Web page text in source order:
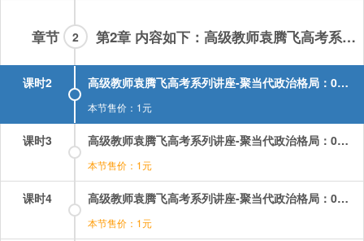
章节 第2章 内容如下：高级教师袁腾飞高考系列讲座聚当代政治格局视频课程全集-02-08集
2
课时2 高级教师袁腾飞高考系列讲座-聚当代政治格局：02.mp4
本节售价：1元
课时3 高级教师袁腾飞高考系列讲座-聚当代政治格局：03.mp4
本节售价：1元
课时4 高级教师袁腾飞高考系列讲座-聚当代政治格局：04.mp4
本节售价：1元